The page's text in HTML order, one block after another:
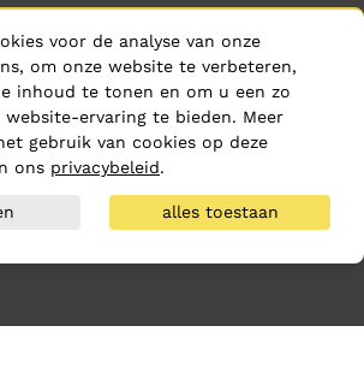
voor de analyse van onze
om onze website te verbeteren,
inhoud te tonen en om u een zo
ervaring te bieden. Meer
gebruik van cookies op deze
ons privacybeleid.
alles toestaan